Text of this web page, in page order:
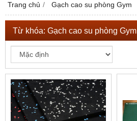
Trang chủ Gạch cao su phòng Gym
Từ khóa: Gạch cao su phòng Gym